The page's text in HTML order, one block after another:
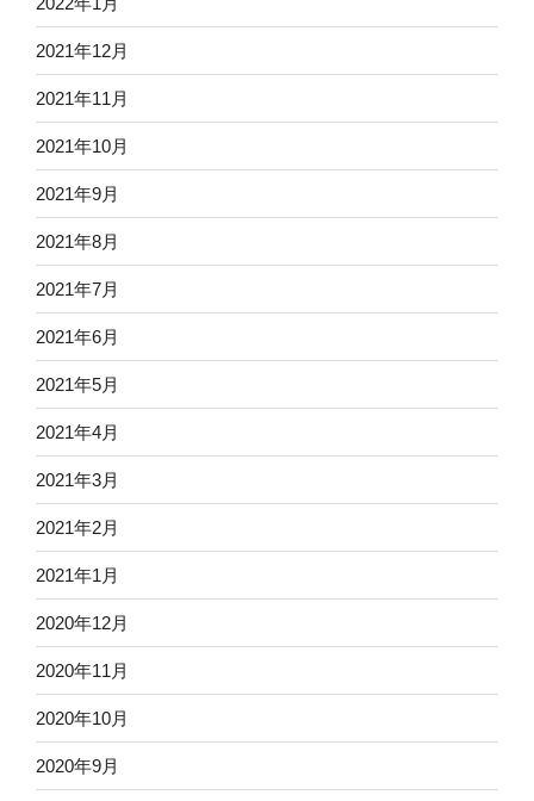
2021年12月
2021年11月
2021年10月
2021年9月
2021年8月
2021年7月
2021年6月
2021年5月
2021年4月
2021年3月
2021年2月
2021年1月
2020年12月
2020年11月
2020年10月
2020年9月